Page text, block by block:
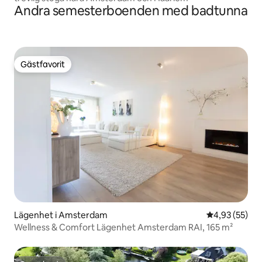
Andra semesterboenden med badtunna
Gästfavorit
Gästfavorit
Lägenhet i Amsterdam 4,93 av 5 i
4,93 (55)
Wellness & Comfort Lägenhet Amsterdam RAI, 165 m²